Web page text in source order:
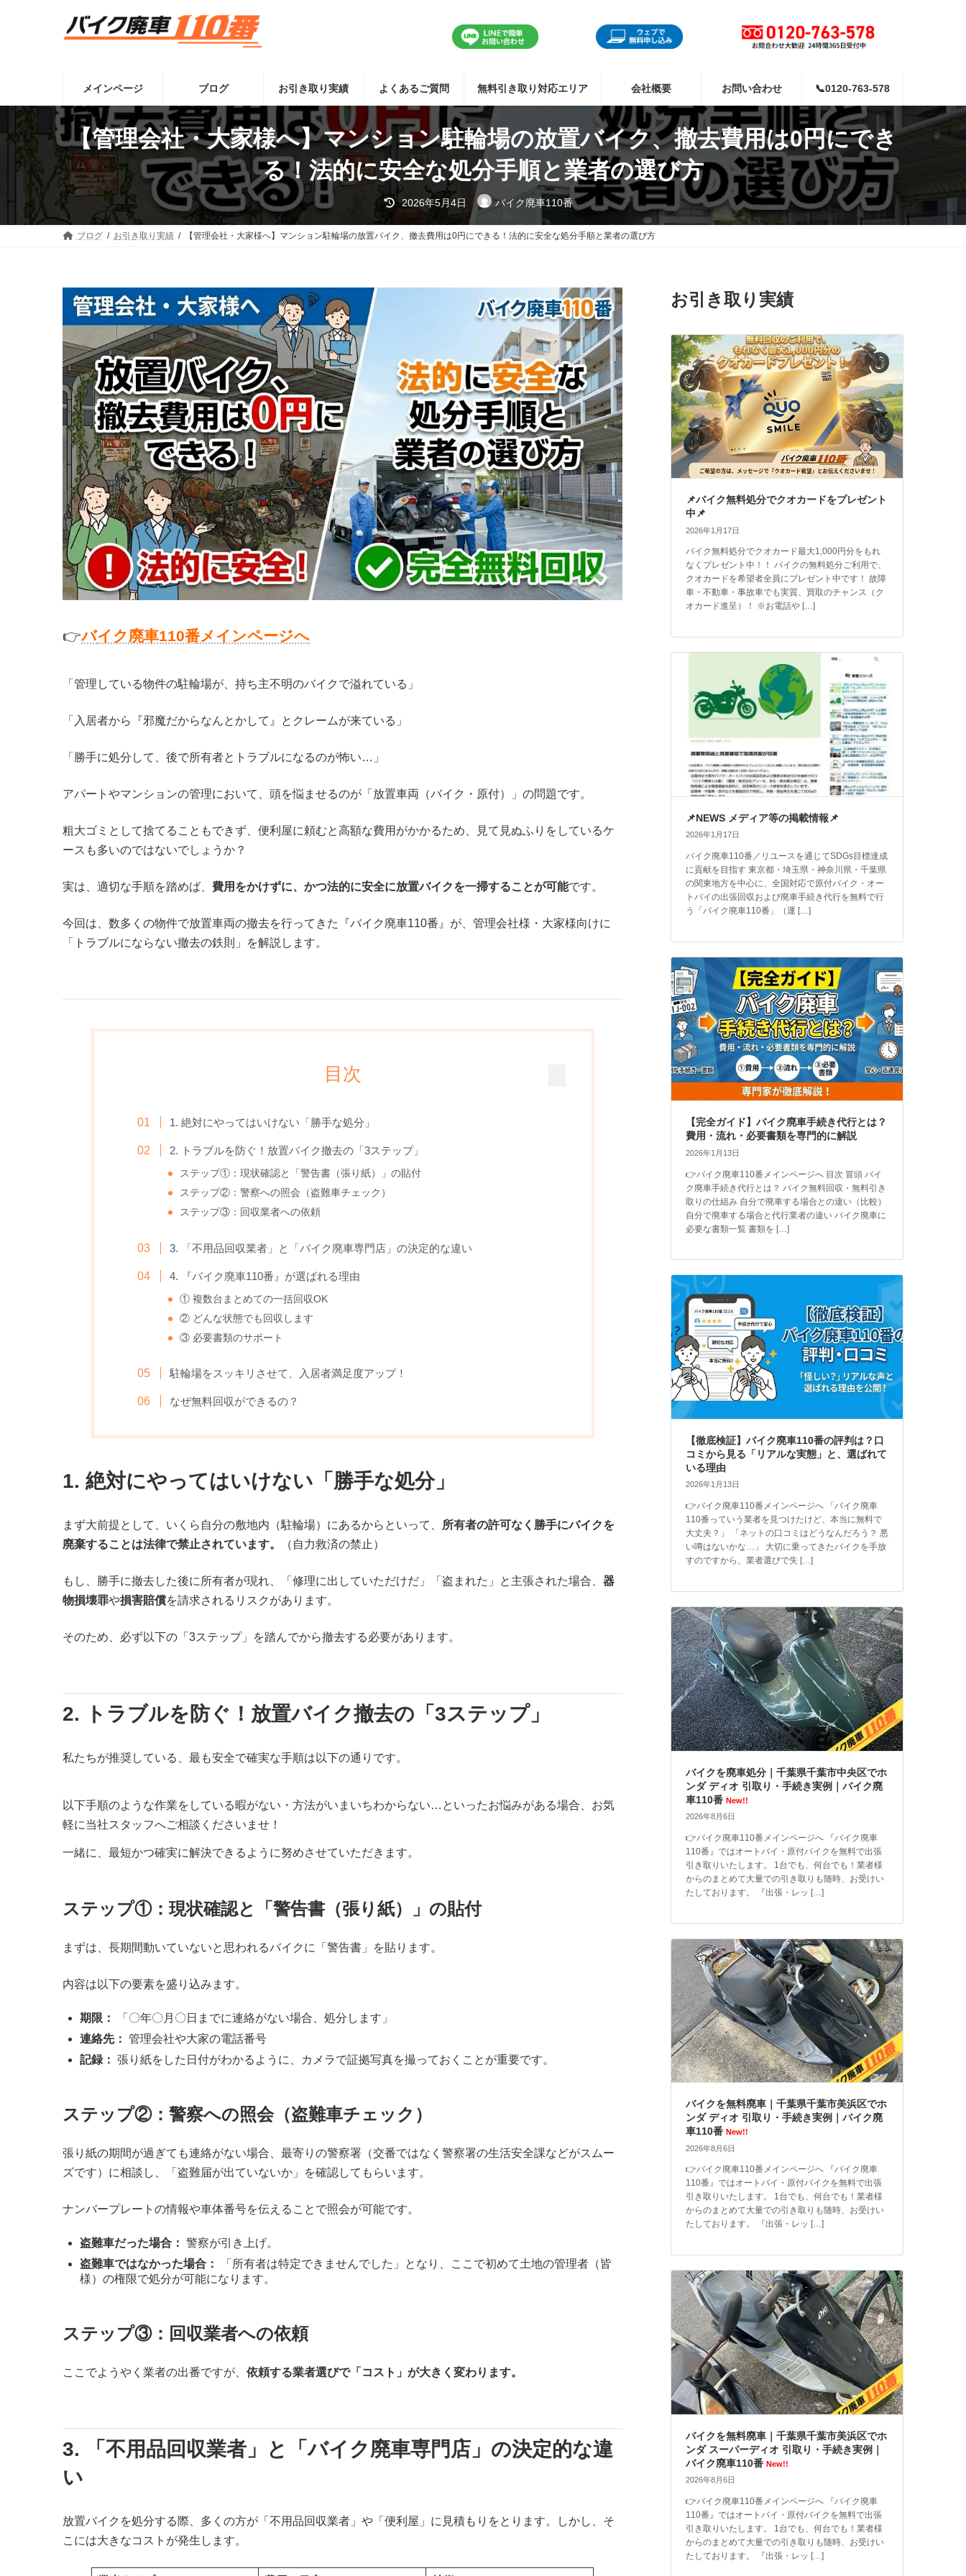
プ
動
メインページ ブログ お引き取り実績 よくあるご質問 無料引き取り対応エリア 会社概要 お問い合わせ 📞0120-763-578
【管理会社・大家様へ】マンション駐輪場の放置バイク、撤去費用は0円にでき
る！法的に安全な処分手順と業者の選び方
終
新
日
2026年5月4日 バイク廃車110番
ブログ お引き取り実績 【管理会社・大家様へ】マンション駐輪場の放置バイク、撤去費用は0円にできる！法的に安全な処分手順と業者の選び方
👉バイク廃車110番メインページへ
「管理している物件の駐輪場が、持ち主不明のバイクで溢れている」
「入居者から『邪魔だからなんとかして』とクレームが来ている」
「勝手に処分して、後で所有者とトラブルになるのが怖い…」
アパートやマンションの管理において、頭を悩ませるのが「放置車両（バイク・原付）」の問題です。
粗大ゴミとして捨てることもできず、便利屋に頼むと高額な費用がかかるため、見て見ぬふりをしているケ
ースも多いのではないでしょうか？
実は、適切な手順を踏めば、 費用をかけずに、かつ法的に安全に放置バイクを一掃することが可能です。
今回は、数多くの物件で放置車両の撤去を行ってきた『バイク廃車110番』が、管理会社様・大家様向けに
「トラブルにならない撤去の鉄則」を解説します。
目次
1. 絶対にやってはいけない「勝手な処分」
2. トラブルを防ぐ！放置バイク撤去の「3ステップ」
ステップ①：現状確認と「警告書（張り紙）」の貼付
ステップ②：警察への照会（盗難車チェック）
ステップ③：回収業者への依頼
3. 「不用品回収業者」と「バイク廃車専門店」の決定的な違い
4. 『バイク廃車110番』が選ばれる理由
① 複数台まとめての一括回収OK
② どんな状態でも回収します
③ 必要書類のサポート
駐輪場をスッキリさせて、入居者満足度アップ！
なぜ無料回収ができるの？
1. 絶対にやってはいけない「勝手な処分」
まず大前提として、いくら自分の敷地内（駐輪場）にあるからといって、
所有者の許可なく勝手にバイクを
廃棄することは法律で禁止されています。
（自力救済の禁止）
もし、勝手に撤去した後に所有者が現れ、「修理に出していただけだ」「盗まれた」と主張された場合、 器
物損壊罪や損害賠償を請求されるリスクがあります。
そのため、必ず以下の「3ステップ」を踏んでから撤去する必要があります。
2. トラブルを防ぐ！放置バイク撤去の「3ステップ」
私たちが推奨している、最も安全で確実な手順は以下の通りです。
以下手順のような作業をしている暇がない・方法がいまいちわからない…といったお悩みがある場合、お気
軽に当社スタッフへご相談くださいませ！
一緒に、最短かつ確実に解決できるように努めさせていただきます。
ステップ①：現状確認と「警告書（張り紙）」の貼付
まずは、長期間動いていないと思われるバイクに「警告書」を貼ります。
内容は以下の要素を盛り込みます。
期限：
「〇年〇月〇日までに連絡がない場合、処分します」
連絡先： 管理会社や大家の電話番号
記録： 張り紙をした日付がわかるように、カメラで証拠写真を撮っておくことが重要です。
ステップ②：警察への照会（盗難車チェック）
張り紙の期間が過ぎても連絡がない場合、最寄りの警察署（交番ではなく警察署の生活安全課などがスムー
ズです）に相談し、「盗難届が出ていないか」を確認してもらいます。
ナンバープレートの情報や車体番号を伝えることで照会が可能です。
盗難車だった場合： 警察が引き上げ。
盗難車ではなかった場合：
「所有者は特定できませんでした」となり、ここで初めて土地の管理者（皆
様）の権限で処分が可能になります。
ステップ③：回収業者への依頼
ここでようやく業者の出番ですが、 依頼する業者選びで「コスト」が大きく変わります。
3. 「不用品回収業者」と「バイク廃車専門店」の決定的な違
い
放置バイクを処分する際、多くの方が「不用品回収業者」や「便利屋」に見積もりをとります。しかし、そ
こには大きなコストが発生します。
お引き取り実績
📌バイク無料処分でクオカードをプレゼント
中📌
2026年1月17日
バイク無料処分でクオカード最大1,000円分をもれ
なくプレゼント中！！ バイクの無料処分ご利用で、
クオカードを希望者全員にプレゼント中です！ 故障
車・不動車・事故車でも実質、買取のチャンス（ク
オカード進呈）！ ※お電話や […]
📌NEWS メディア等の掲載情報📌
2026年1月17日
バイク廃車110番／リユースを通じてSDGs目標達成
に貢献を目指す 東京都・埼玉県・神奈川県・千葉県
の関東地方を中心に、全国対応で原付バイク・オー
トバイの出張回収および廃車手続き代行を無料で行
う「バイク廃車110番」（運 […]
【完全ガイド】バイク廃車手続き代行とは？
費用・流れ・必要書類を専門的に解説
2026年1月13日
👉バイク廃車110番メインページへ 目次 冒頭 バイ
ク廃車手続き代行とは？ バイク無料回収・無料引き
取りの仕組み 自分で廃車する場合との違い（比較）
自分で廃車する場合と代行業者の違い バイク廃車に
必要な書類一覧 書類を […]
【徹底検証】バイク廃車110番の評判は？口
コミから見る「リアルな実態」と、選ばれて
いる理由
2026年1月13日
👉バイク廃車110番メインページへ 「バイク廃車
110番っていう業者を見つけたけど、本当に無料で
大丈夫？」 「ネットの口コミはどうなんだろう？ 悪
い噂はないかな…」 大切に乗ってきたバイクを手放
すのですから、業者選びで失 […]
バイクを廃車処分｜千葉県千葉市中央区でホ
ンダ ディオ 引取り・手続き実例｜バイク廃
車110番 New!!
2026年8月6日
👉バイク廃車110番メインページへ 『バイク廃車
110番』ではオートバイ・原付バイクを無料で出張
引き取りいたします。 1台でも、何台でも！業者様
からのまとめて大量での引き取りも随時、お受けい
たしております。 『出張・レッ […]
バイクを無料廃車｜千葉県千葉市美浜区でホ
ンダ ディオ 引取り・手続き実例｜バイク廃
車110番 New!!
2026年8月6日
👉バイク廃車110番メインページへ 『バイク廃車
110番』ではオートバイ・原付バイクを無料で出張
引き取りいたします。 1台でも、何台でも！業者様
からのまとめて大量での引き取りも随時、お受けい
たしております。 『出張・レッ […]
バイクを無料廃車｜千葉県千葉市美浜区でホ
ンダ スーパーディオ 引取り・手続き実例｜
バイク廃車110番 New!!
2026年8月6日
👉バイク廃車110番メインページへ 『バイク廃車
110番』ではオートバイ・原付バイクを無料で出張
引き取りいたします。 1台でも、何台でも！業者様
からのまとめて大量での引き取りも随時、お受けい
たしております。 『出張・レッ […]